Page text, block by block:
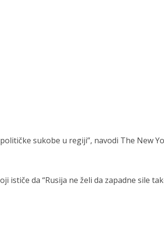
sukobe u regiji”, navodi The New
ističe da “Rusija ne želi da zapadne sile